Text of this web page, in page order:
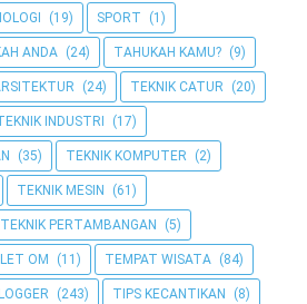
(19) SPORT (1)
ANDA (24) TAHUKAH KAMU? (9)
(24) TEKNIK CATUR (20)
INDUSTRI (17)
(35) TEKNIK KOMPUTER (2)
TEKNIK MESIN (61)
TEKNIK PERTAMBANGAN (5)
OM (11) TEMPAT WISATA (84)
(243) TIPS KECANTIKAN (8)